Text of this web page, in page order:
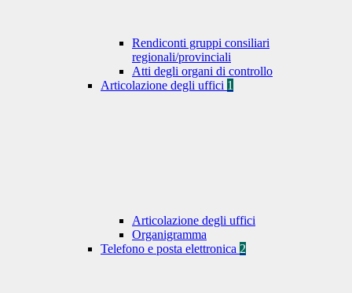
Rendiconti gruppi consiliari
regionali/provinciali
Atti degli organi di controllo
Articolazione degli uffici 1
Articolazione degli uffici
Organigramma
Telefono e posta elettronica 2